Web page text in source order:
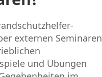
externen Seminaren
und Übungen